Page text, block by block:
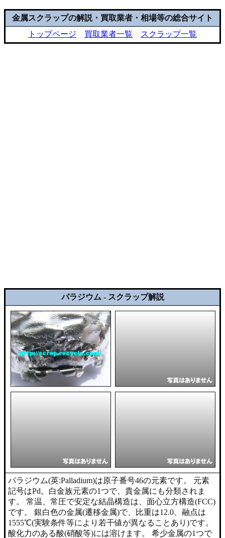
金属スクラップの解説・買取業者・相場等の総合サイト
トップページ
買取業者一覧 スクラップ一覧
パラジウム - スクラップ解説
パラジウム(英:Palladium)は原子番号46の元素です。 元素
記号はPd。白金族元素の1つで、貴金属にも分類されま
す。 常温、常圧で安定な結晶構造は、面心立方構造(FCC)
です。 銀白色の金属(遷移金属)で、比重は12.0、融点は
1555℃(実験条件等により若干値が異なることあり)です。
酸化力のある酸(硝酸等)には溶けます。 希少金属の1つで